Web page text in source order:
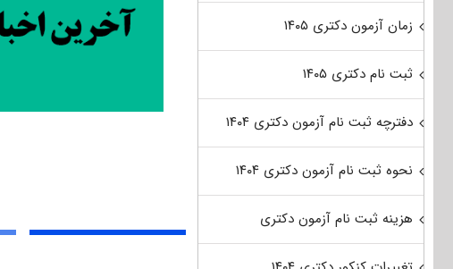
زمان آزمون دکتری ۱۴۰۵
ثبت نام دکتری ۱۴۰۵
دفترچه ثبت نام آزمون دکتری ۱۴۰۴
نحوه ثبت نام آزمون دکتری ۱۴۰۴
هزینه ثبت نام آزمون دکتری